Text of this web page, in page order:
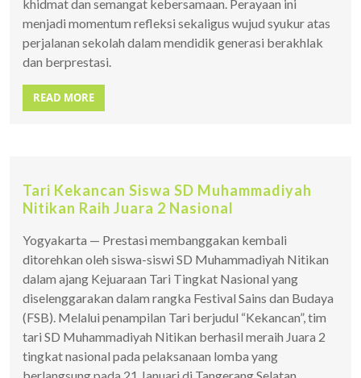
khidmat dan semangat kebersamaan. Perayaan ini
menjadi momentum refleksi sekaligus wujud syukur atas
perjalanan sekolah dalam mendidik generasi berakhlak
dan berprestasi.
READ MORE
Tari Kekancan Siswa SD Muhammadiyah
Nitikan Raih Juara 2 Nasional
Yogyakarta — Prestasi membanggakan kembali
ditorehkan oleh siswa-siswi SD Muhammadiyah Nitikan
dalam ajang Kejuaraan Tari Tingkat Nasional yang
diselenggarakan dalam rangka Festival Sains dan Budaya
(FSB). Melalui penampilan Tari berjudul “Kekancan”, tim
tari SD Muhammadiyah Nitikan berhasil meraih Juara 2
tingkat nasional pada pelaksanaan lomba yang